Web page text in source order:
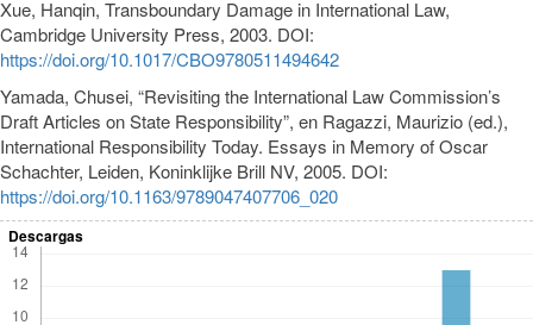
Xue, Hanqin, Transboundary Damage in International Law,
Cambridge University Press, 2003. DOI:
https://doi.org/10.1017/CBO9780511494642
Yamada, Chusei, “Revisiting the International Law Commission’s
Draft Articles on State Responsibility”, en Ragazzi, Maurizio (ed.),
International Responsibility Today. Essays in Memory of Oscar
Schachter, Leiden, Koninklijke Brill NV, 2005. DOI:
https://doi.org/10.1163/9789047407706_020
Descargas